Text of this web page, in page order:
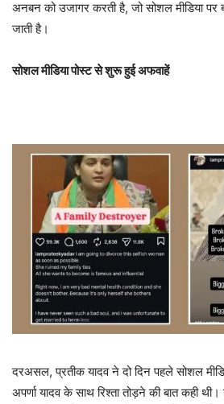
अनबन को उजागर करती है, जो सोशल मीडिया पर
जाती है।
सोशल मीडिया पोस्ट से शुरू हुई अफवाहें
दरअसल, प्रतीक यादव ने दो दिन पहले सोशल
अपर्णा यादव के साथ रिश्ता तोड़ने की बात कही थी।